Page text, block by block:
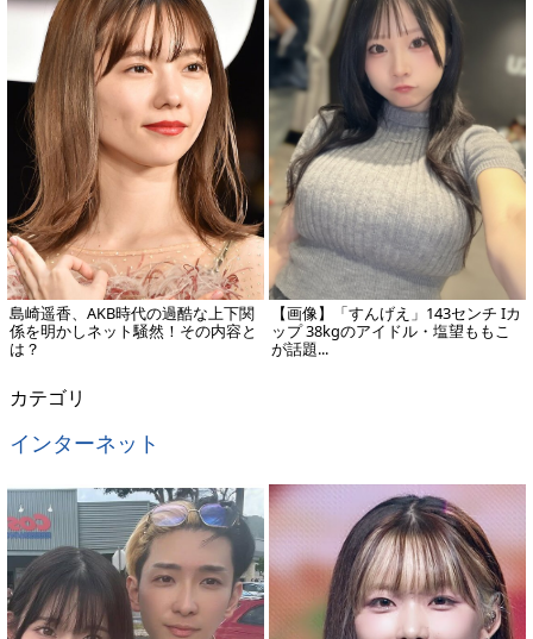
島崎遥香、AKB時代の過酷な上下関
係を明かしネット騒然！その内容と
は？
【画像】「すんげえ」143センチ Iカ
ップ 38kgのアイドル・塩望ももこ
が話題...
カテゴリ
インターネット